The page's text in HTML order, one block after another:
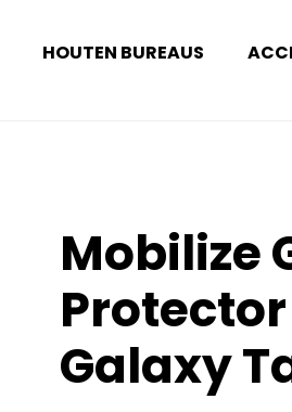
HOUTEN BUREAUS
Mobilize
Galaxy